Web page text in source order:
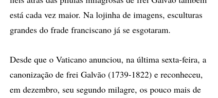
está cada vez maior. Na lojinha de imagens, esculturas
grandes do frade franciscano já se esgotaram.
Desde que o Vaticano anunciou, na última sexta-feira, a
canonização de frei Galvão (1739-1822) e reconheceu,
em dezembro, seu segundo milagre, os pouco mais de